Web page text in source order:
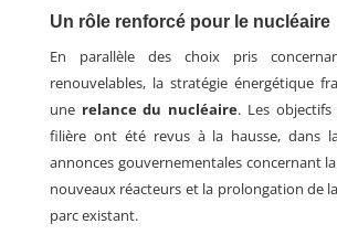
Un rôle renforcé pour le nucléaire
En parallèle des choix pris
renouvelables, la stratégie énergétique
une relance du nucléaire. Les
filière ont été revus à la hausse, dans
annonces gouvernementales concernant
nouveaux réacteurs et la prolongation de
parc existant.